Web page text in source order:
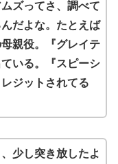
ズってさ、調べて
だよな。たとえば
親役。『グレイテ
いる。『スピーシ
ジットされてる
少し突き放したよ